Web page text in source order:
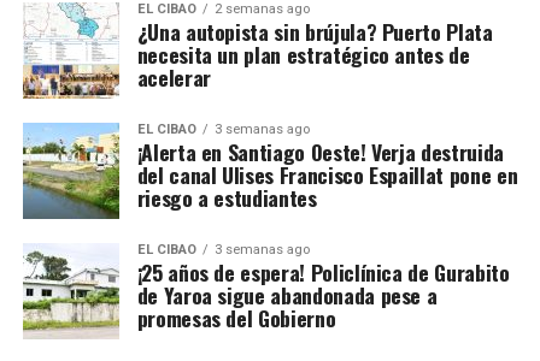
EL CIBAO 2 semanas ago
¿Una autopista sin brújula? Puerto Plata
necesita un plan estratégico antes de
acelerar
EL CIBAO 3 semanas ago
¡Alerta en Santiago Oeste! Verja destruida
del canal Ulises Francisco Espaillat pone en
riesgo a estudiantes
EL CIBAO 3 semanas ago
¡25 años de espera! Policlínica de Gurabito
de Yaroa sigue abandonada pese a
promesas del Gobierno